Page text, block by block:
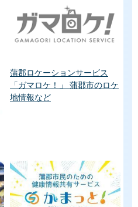
蒲郡ロケーションサービス
「ガマロケ！」 蒲郡市のロケ
地情報など